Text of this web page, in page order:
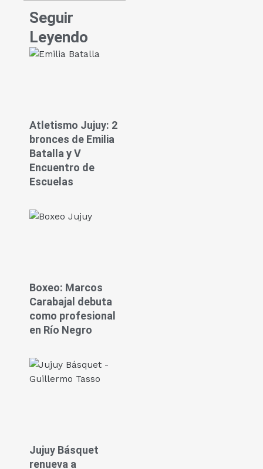
Seguir
Leyendo
Atletismo Jujuy: 2
bronces de Emilia
Batalla y V
Encuentro de
Escuelas
Boxeo: Marcos
Carabajal debuta
como profesional
en Río Negro
Jujuy Básquet
renueva a